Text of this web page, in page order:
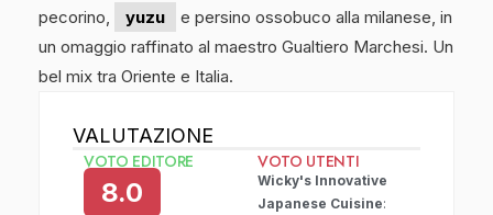
pecorino,
yuzu
e persino ossobuco alla milanese, in
un omaggio raffinato al maestro Gualtiero Marchesi. Un
bel mix tra Oriente e Italia.
VALUTAZIONE
VOTO EDITORE
8.0
VOTO UTENTI
Wicky's Innovative
Japanese Cuisine: